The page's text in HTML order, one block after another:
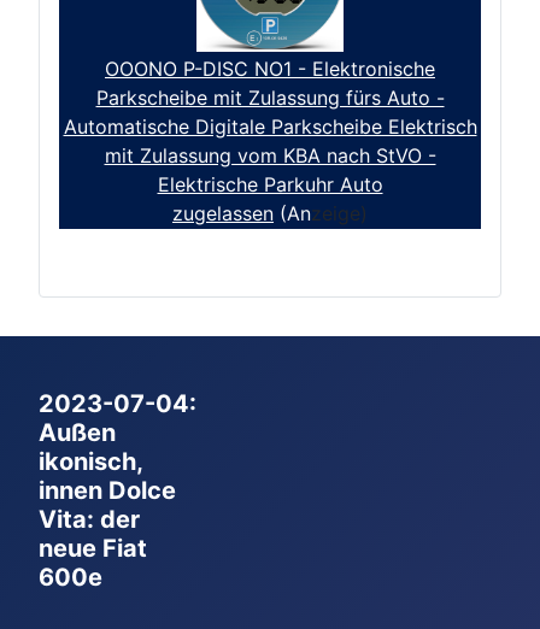
OOONO P-DISC NO1 - Elektronische
Parkscheibe mit Zulassung fürs Auto -
Automatische Digitale Parkscheibe Elektrisch
mit Zulassung vom KBA nach StVO -
Elektrische Parkuhr Auto
zugelassen (Anzeige)
2023-07-04:
Außen
ikonisch,
innen Dolce
Vita: der
neue Fiat
600e